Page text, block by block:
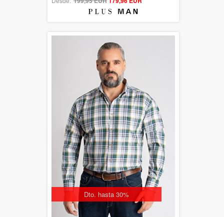
Dto. hasta 30%